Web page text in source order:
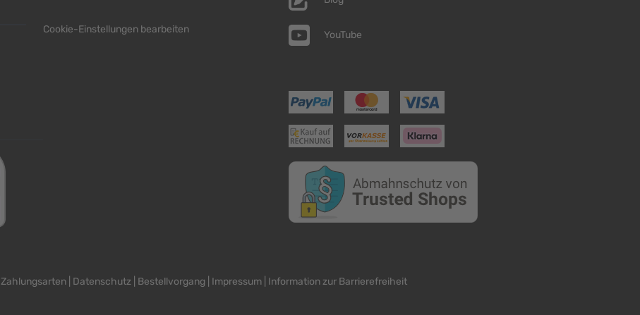
Cookie-Einstellungen bearbeiten YouTube
Zahlungsarten| Datenschutz| Bestellvorgang Impressum| Information zur Barrierefreiheit